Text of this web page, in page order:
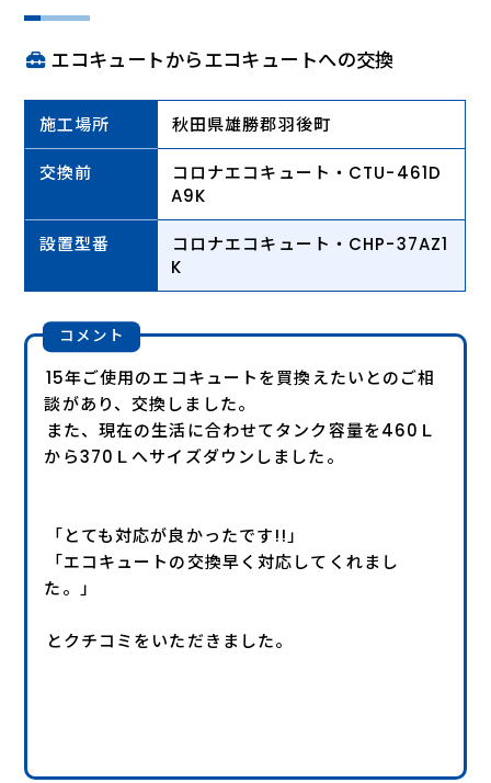
エコキュートからエコキュートへの交換
施工場所 秋田県雄勝郡羽後町
交換前
コロナエコキュート・CTU-461D
A9K
設置型番
コロナエコキュート・CHP-37AZ1
K
コメント
15年ご使用のエコキュートを買換えたいとのご相
談があり、交換しました。
また、現在の生活に合わせてタンク容量を460Ｌ
から370Ｌへサイズダウンしました。
「とても対応が良かったです!!」
「エコキュートの交換早く対応してくれまし
た。」
とクチコミをいただきました。